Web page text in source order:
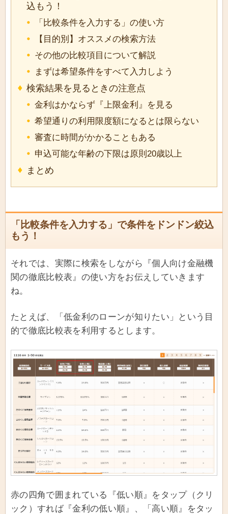
込もう！
「比較条件を入力する」の使い方
【目的別】オススメの検索方法
その他の比較項目について解説
まずは希望条件をすべて入力しよう
検索結果を見るときの注意点
金利はかならず『上限金利』を見る
希望通りの利用限度額になるとは限らない
審査に時間がかかることもある
申込可能な年齢の下限は原則20歳以上
まとめ
「比較条件を入力する」で条件をドンドン絞込
もう！
それでは、実際に検索をしながら『個人向け金融機
関の徹底比較表』の使い方をお伝えしていきます
ね。
たとえば、「低金利のローンが知りたい」という目
的で徹底比較表を利用するとします。
赤の四角で囲まれている『低い順』をタップ（クリ
ック）すれば『金利の低い順』、「高い順』をタッ